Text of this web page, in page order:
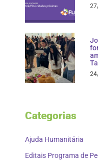
Categorias
Ajuda Humanitária
Editais Programa de